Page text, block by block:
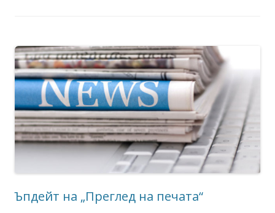
Ъпдейт на „Преглед на печата“